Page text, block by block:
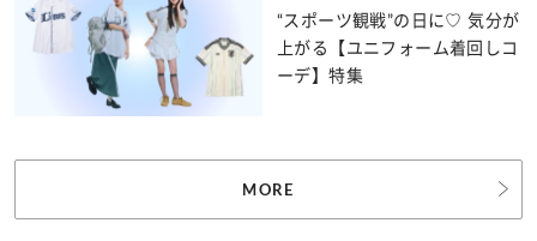
“スポーツ観戦”の日に♡ 気分が
上がる【ユニフォーム着回しコ
ーデ】特集
MORE